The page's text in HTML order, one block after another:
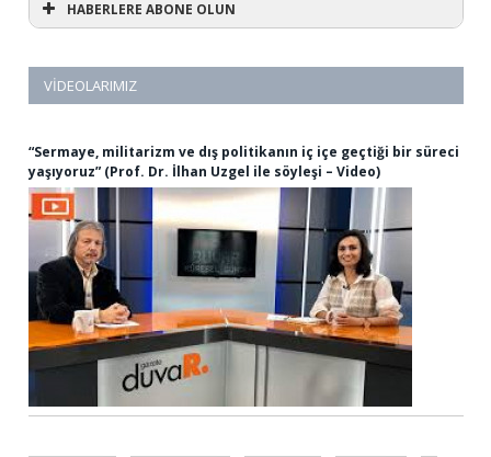
HABERLERE ABONE OLUN
VIDEOLARIMIZ
“Sermaye, militarizm ve dış politikanın iç içe geçtiği bir süreci
yaşıyoruz” (Prof. Dr. İlhan Uzgel ile söyleşi – Video)